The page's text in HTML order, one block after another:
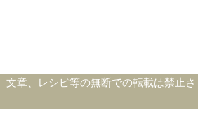
文章、レシピ等の無断での転載は禁止さ